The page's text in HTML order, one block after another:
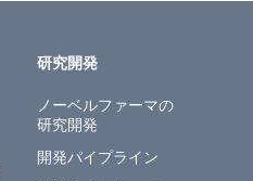
研究開発
ノーベルファーマの
研究開発
開発パイプライン